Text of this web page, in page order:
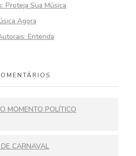
Proteja Sua Música
Agora
Entenda
MOMENTO POLÍTICO
CARNAVAL